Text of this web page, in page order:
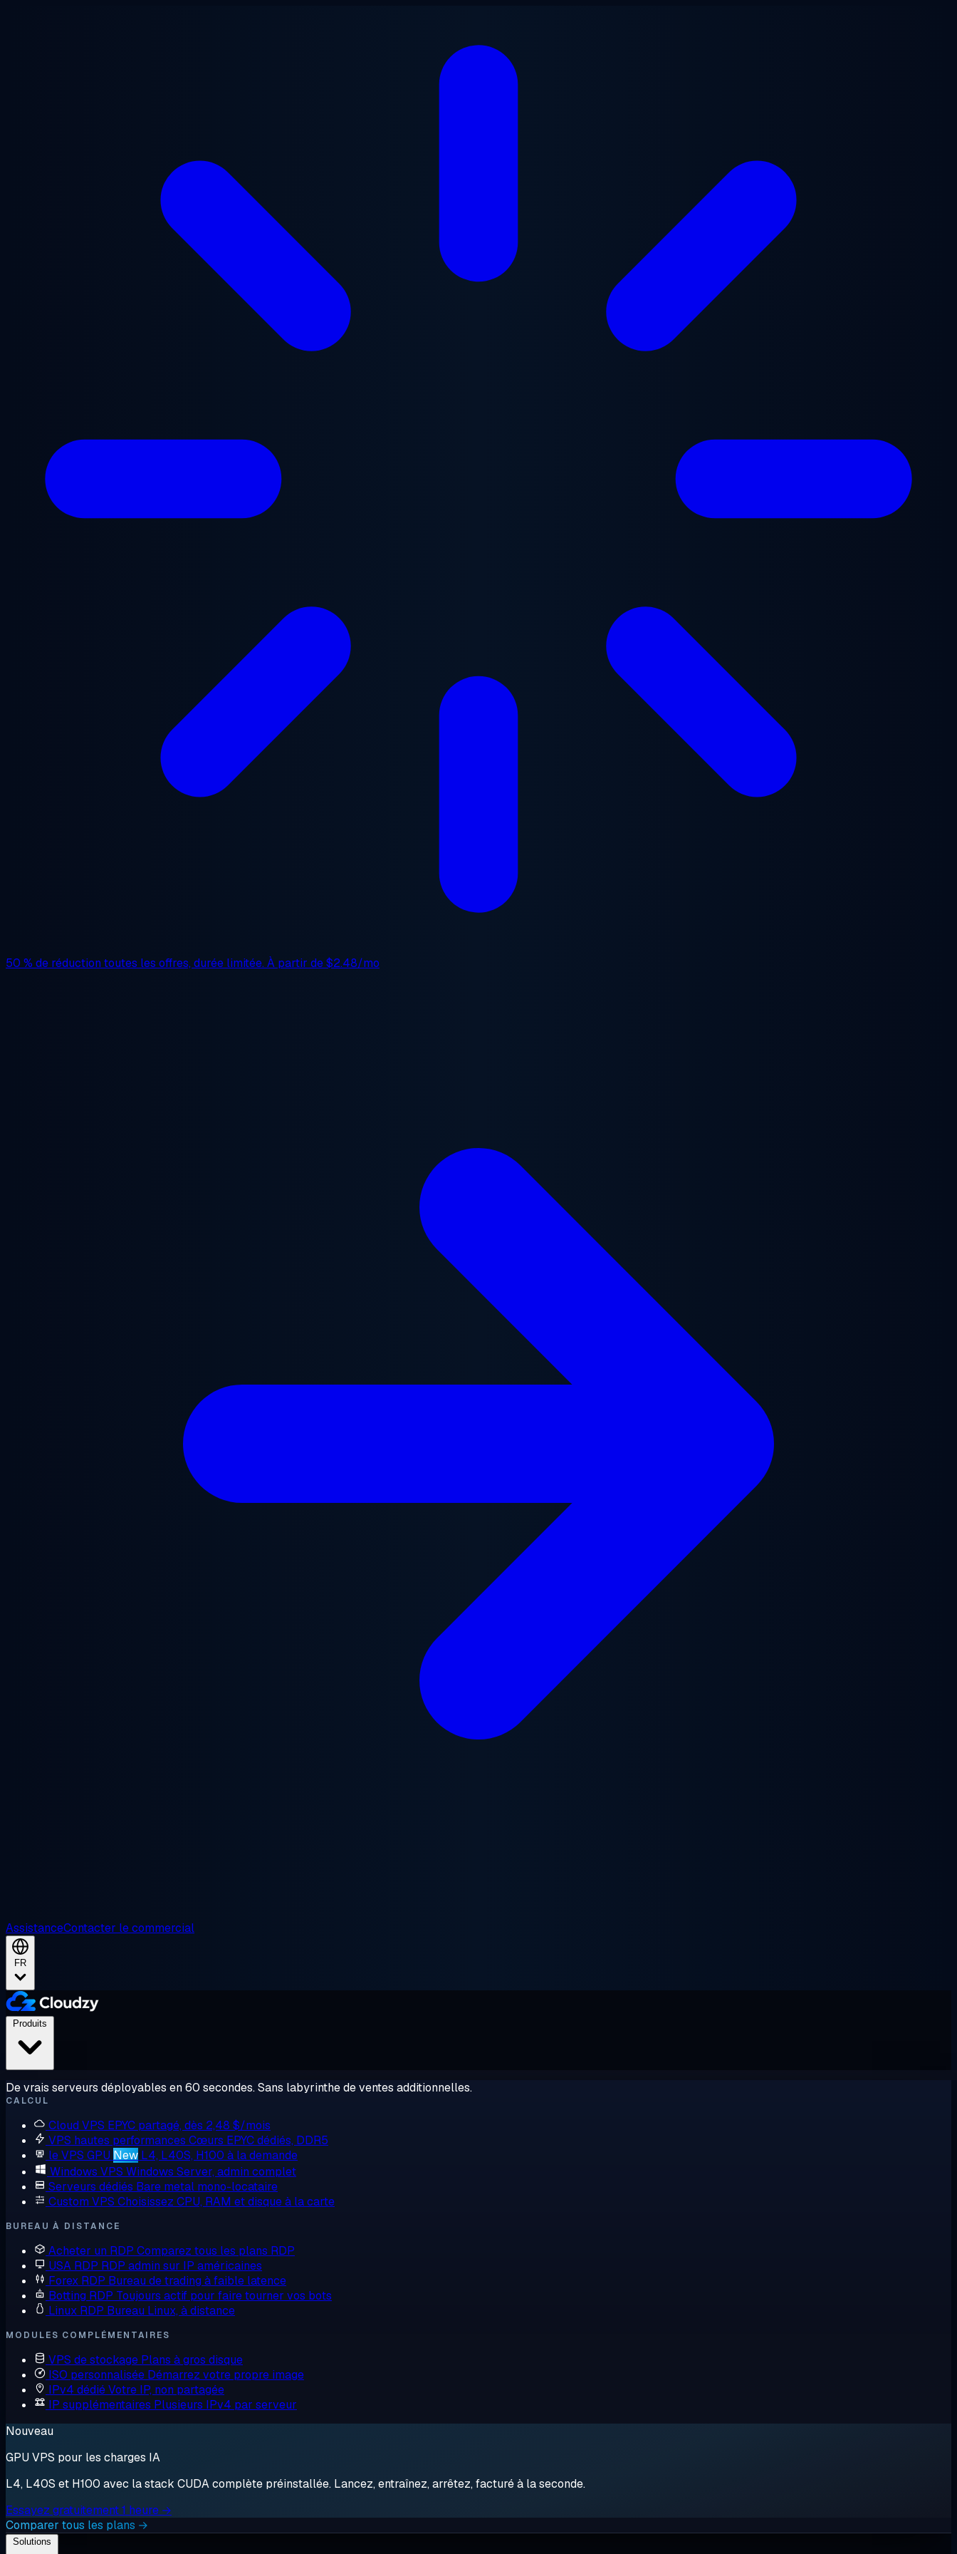
50 % de réduction toutes les offres, durée limitée. À partir de$2.48/mo
AssistanceContacter le commercial
FR
De vrais serveurs déployables en 60 secondes. Sans labyrinthe de ventes additionnelles.
CALCUL
Cloud VPS EPYC partagé, dès 2,48 $/mois
VPS hautes performances Cœurs EPYC dédiés, DDR5
le VPS GPU New L4, L40S, H100 à la demande
Windows VPS Windows Server, admin complet
Serveurs dédiés Bare metal mono-locataire
Custom VPS Choisissez CPU, RAM et disque à la carte
BUREAU À DISTANCE
Acheter un RDP Comparez tous les plans RDP
USA RDP RDP admin sur IP américaines
Forex RDP Bureau de trading à faible latence
Botting RDP Toujours actif pour faire tourner vos bots
Linux RDP Bureau Linux, à distance
MODULES COMPLÉMENTAIRES
VPS de stockage Plans à gros disque
ISO personnalisée Démarrez votre propre image
IPv4 dédiéVotre IP, non partagée
IP supplémentaires Plusieurs IPv4 par serveur
Nouveau
GPU VPS pour les charges IA
L4, L40S et H100 avec la stack CUDA complète préinstallée. Lancez, entraînez, arrêtez, facturé à la seconde.
Essayez gratuitement 1 heure →
Comparer tous les plans →